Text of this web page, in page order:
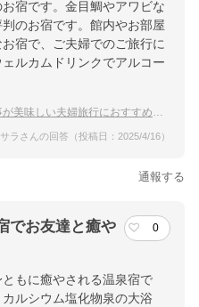
宿です。金目鯛やアワビな
のお宿です。館内やお部屋
宿で、ご夫婦でのご旅行に
ルカムドリンクでアルコー
味しい夫婦旅行におすすめの宿
ラさんの回答（投稿日：2025/4/16）
通報する
でお友達と癒や
0
もに癒やされる温泉宿で
ルシウム塩化物泉の大浴